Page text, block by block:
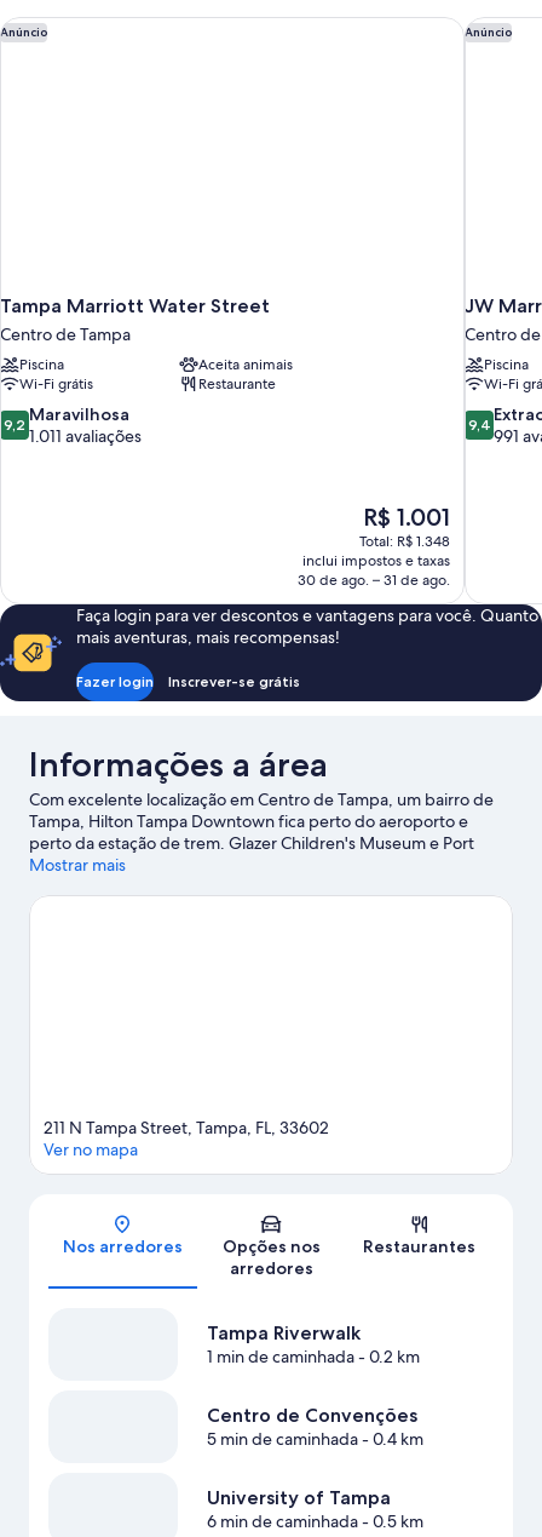
cidade
vista
para
Anúncio
Tampa Marriott Water Street
Centro de Tampa
Piscina
Aceita animais
Wi-Fi grátis
Restaurante
9.2
de
9,2 Maravilhosa
1.011 avaliações
O
preço
é
de
R$ 1.001
R$ 1.001
Total: R$ 1.348
inclui impostos e taxas
30 de ago. – 31 de ago.
Tampa Marriott Water Street Anúncio
JW
Centro
Piscina
Wi-Fi
9.4
de
9,4
991
JW
Faça login para ver descontos e vantagens para você. Quanto
mais aventuras, mais recompensas!
Fazer login Inscrever-se grátis
Informações a área
Com excelente localização em Centro de Tampa, um bairro de
Tampa, Hilton Tampa Downtown fica perto do aeroporto e
perto da estação de trem. Glazer Children's Museum e Port
Tampa Bay são duas atrações perfeitas para quem busca
Straz Jr. Center for the Performing Arts e Florida Aquarium, dois
Mostrar mais
Mapa
211 N Tampa Street, Tampa, FL, 33602
Ver no mapa
Nos arredores
Opções nos
arredores
Restaurantes
Tampa Riverwalk
1 min de caminhada- 0.2 km
Centro de Convenções
5 min de caminhada- 0.4 km
University of Tampa
6 min de caminhada- 0.5 km